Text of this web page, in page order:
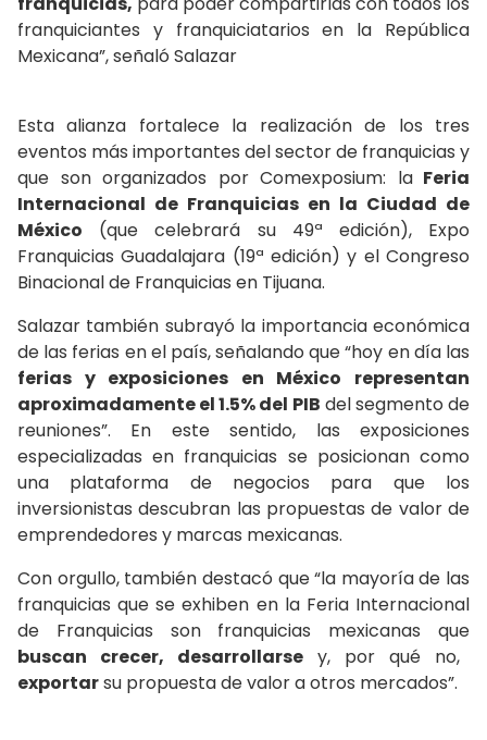
franquiciantes y franquiciatarios en la República
Mexicana”, señaló Salazar
Esta alianza fortalece la realización de los tres
eventos más importantes del sector de franquicias y
que son organizados por Comexposium: laFeria
Internacional de Franquicias en la Ciudad de
México (que celebrará su 49ª edición), Expo
Franquicias Guadalajara (19ª edición) y el Congreso
Binacional de Franquicias en Tijuana.
Salazar también subrayó la importancia económica
de las ferias en el país, señalando que “hoy en día las
ferias y exposiciones en México representan
aproximadamente el 1.5% del PIB del segmento de
reuniones”. En este sentido, las exposiciones
especializadas en franquicias se posicionan como
una plataforma de negocios para que los
inversionistas descubran las propuestas de valor de
emprendedores y marcas mexicanas.
Con orgullo, también destacó que “la mayoría de las
franquicias que se exhiben en la Feria Internacional
de Franquicias son franquicias mexicanas que
buscan crecer, desarrollarse y, por qué no,
exportarsu propuesta de valor a otros mercados”.